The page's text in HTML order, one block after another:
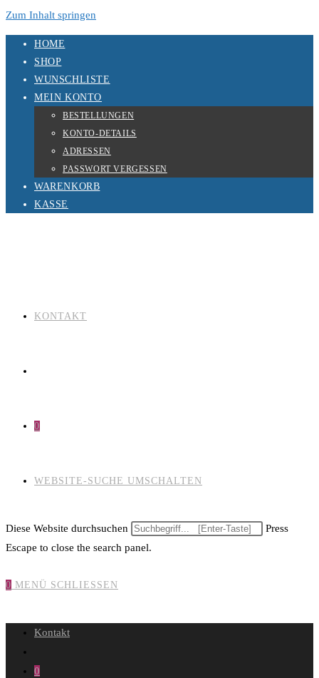
Zum Inhalt springen
HOME
SHOP
WUNSCHLISTE
MEIN KONTO
BESTELLUNGEN
KONTO-DETAILS
ADRESSEN
PASSWORT VERGESSEN
WARENKORB
KASSE
KONTAKT
0
WEBSITE-SUCHE UMSCHALTEN
Diese Website durchsuchen
Press
Escape to close the search panel.
0 MENÜ SCHLIESSEN
Kontakt
0